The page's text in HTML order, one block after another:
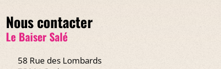
Nous contacter
Le Baiser Salé
58 Rue des Lombards